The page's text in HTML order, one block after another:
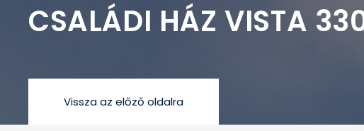
CSALÁDI HÁZ VISTA
Vissza az előző oldalra